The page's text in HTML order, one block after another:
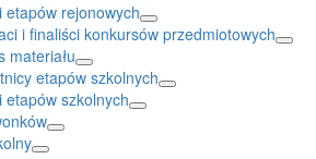
etapów rejonowych
i finaliści konkursów przedmiotowych
materiału
etapów szkolnych
etapów szkolnych